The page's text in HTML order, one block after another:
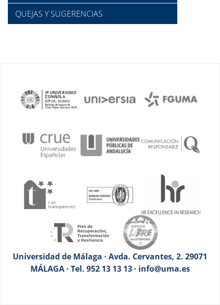
QUEJAS Y SUGERENCIAS
Universidad de Málaga · Avda. Cervantes, 2. 29071
MÁLAGA · Tel. 952 13 13 13 · info@uma.es